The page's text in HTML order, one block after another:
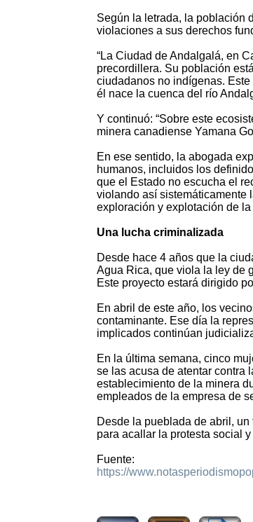
Según la letrada, la población
violaciones a sus derechos
“La Ciudad de Andalgalá, en
precordillera. Su población
ciudadanos no indígenas.
él nace la cuenca del río
Y continuó: “Sobre este
minera canadiense Yamana
En ese sentido, la abogada
humanos, incluidos los
que el Estado no escucha el
violando así sistemáticamente
exploración y explotación de
Una lucha criminalizada
Desde hace 4 años que la
Agua Rica, que viola la ley de
Este proyecto estará dirigido
En abril de este año, los
contaminante. Ese día la
implicados continúan
En la última semana, cinco
se las acusa de atentar contra
establecimiento de la minera
empleados de la empresa de
Desde la pueblada de abril,
para acallar la protesta social
Fuente:
https://